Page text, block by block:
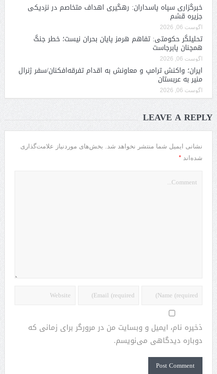
خبرگزاری سپاه پاسداران: رهگیری اهداف متخاصم در نزدیکی
جزیره قشم
آگوست 06, 2026
تحلیلگر حکومتی: تفاهم هرمز پایان بحران نیست؛ خطر جنگ
همچنان پابرجاست
آگوست 06, 2026
ایران؛ واکنش ترامپ و معاونش به اقدام تفرقه‌افکنان/سفر ژنرال
منیر به عربستان
آگوست 06, 2026
LEAVE A REPLY
نشانی ایمیل شما منتشر نخواهد شد.
بخش‌های موردنیاز علامت‌گذاری
شده‌اند *
ذخیره نام، ایمیل و وبسایت من در مرورگر برای زمانی که
دوباره دیدگاهی می‌نویسم.